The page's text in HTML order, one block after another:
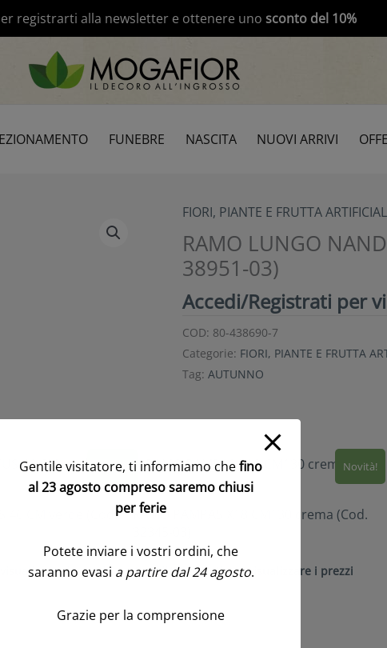
registrarti alla newsletter e ottenere uno sconto del 10%
FUNEBRE NASCITA NUOVI ARRIVI
FIORI, PIANTE E FRUTTA
RAMO LUNGO
38951-03)
Accedi/Registrati per
COD: 80-438690-7
Categorie: FIORI, PIANTE E FRUTTA
Tag: AUTUNNO
Novità!
46 CM verde (Cod.
i prezzi
Novità!
RAMO PAMPAS X18 CM130 crema (Cod.
Accedi/Registrati per visualizzare i prezzi
Gentile visitatore, ti informiamo chefino
al 23 agosto compreso saremo chiusi
per ferie
Potete inviare i vostri ordini, che
saranno evasi a partire dal 24 agosto.
Grazie per la comprensione